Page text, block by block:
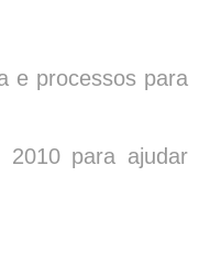
e processos para
para ajudar